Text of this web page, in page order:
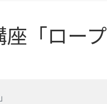
「ロープ